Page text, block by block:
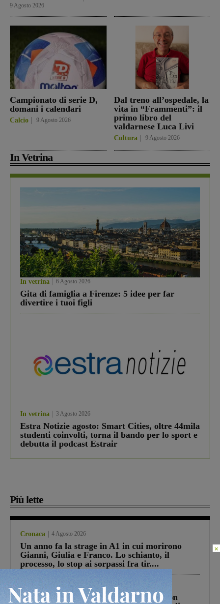
9 Agosto 2026
Campionato di serie D,
domani i calendari
Calcio 9 Agosto 2026
Dal treno all’ospedale, la
vita in “Frammenti”: il
primo libro del
valdarnese Luca Livi
Cultura 9 Agosto 2026
In Vetrina
In vetrina 6 Agosto 2026
Gita di famiglia a Firenze: 5 idee per far
divertire i tuoi figli
In vetrina 3 Agosto 2026
Estra Notizie agosto: Smart Cities, oltre 44mila
studenti coinvolti, torna il bando per lo sport e
debutta il podcast Estrair
Più lette
Cronaca 4 Agosto 2026
Un anno fa la strage in A1 in cui morirono
Gianni, Giulia e Franco. Lo schianto, il
processo, lo stop ai sorpassi fra tir....
Cronaca
Scomparso da una struttura di Castiglion
×